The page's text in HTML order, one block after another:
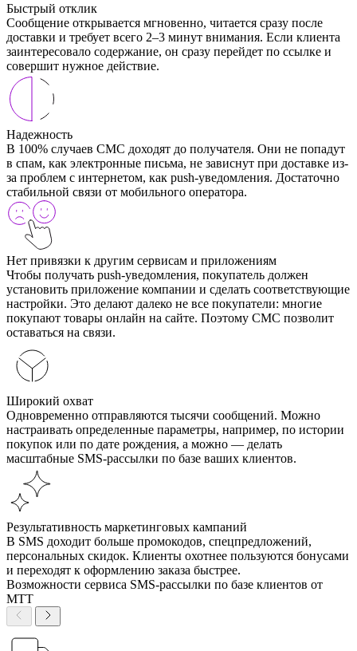
Быстрый отклик
Сообщение открывается мгновенно, читается сразу после
доставки и требует всего 2–3 минут внимания. Если клиента
заинтересовало содержание, он сразу перейдет по ссылке и
совершит нужное действие.
Надежность
В 100% случаев СМС доходят до получателя. Они не попадут
в спам, как электронные письма, не зависнут при доставке из-
за проблем с интернетом, как push-уведомления. Достаточно
стабильной связи от мобильного оператора.
Нет привязки к другим сервисам и приложениям
Чтобы получать push-уведомления, покупатель должен
установить приложение компании и сделать соответствующие
настройки. Это делают далеко не все покупатели: многие
покупают товары онлайн на сайте. Поэтому СМС позволит
оставаться на связи.
Широкий охват
Одновременно отправляются тысячи сообщений. Можно
настраивать определенные параметры, например, по истории
покупок или по дате рождения, а можно — делать
масштабные SMS-рассылки по базе ваших клиентов.
Результативность маркетинговых кампаний
В SMS доходит больше промокодов, спецпредложений,
персональных скидок. Клиенты охотнее пользуются бонусами
и переходят к оформлению заказа быстрее.
Возможности сервиса SMS-рассылки по базе клиентов от
МТТ